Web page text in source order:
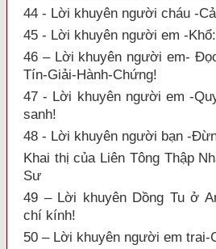
44 - Lời khuyên người cháu -
45 - Lời khuyên người em -
46 – Lời khuyên người em-
Tín-Giải-Hành-Chứng!
47 - Lời khuyên người em -
sanh!
48 - Lời khuyên người bạn -
Khai thị của Liên Tông Thập
Sư
49 – Lời khuyên Dồng Tu ở
chí kính!
50 – Lời khuyên người em trai-